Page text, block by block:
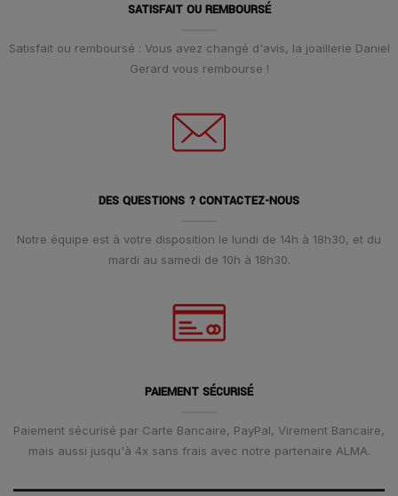
SATISFAIT OU REMBOURSÉ
Satisfait ou remboursé : Vous avez changé d'avis, la joaillerie Daniel
Gerard vous rembourse !
DES QUESTIONS ? CONTACTEZ-NOUS
Notre équipe est à votre disposition le lundi de 14h à 18h30, et du
mardi au samedi de 10h à 18h30.
PAIEMENT SÉCURISÉ
Paiement sécurisé par Carte Bancaire, PayPal, Virement Bancaire,
mais aussi jusqu'à 4x sans frais avec notre partenaire ALMA.